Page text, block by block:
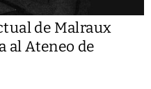
de Malraux
al Ateneo de